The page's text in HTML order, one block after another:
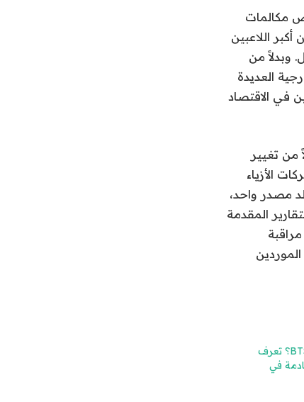
مكالمات
أكبر اللاعبين
وبدلاً من
العديدة
في الاقتصاد
من تغيير
الأزياء
مصدر واحد،
المقدمة
ماذا يأتي بعد تلبيس BTS؟ تعرف
في